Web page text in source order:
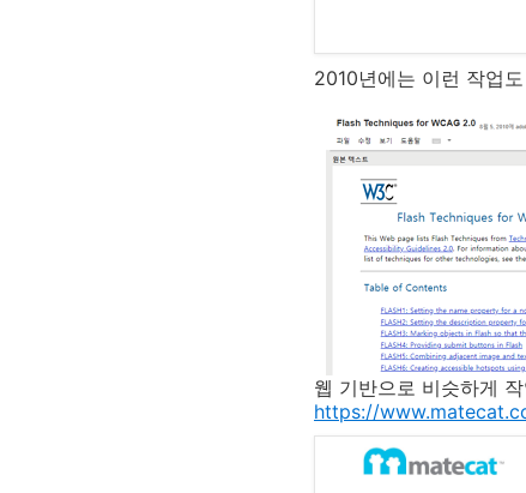
2010년에는 이런 작업
웹 기반으로 비슷하게
https://